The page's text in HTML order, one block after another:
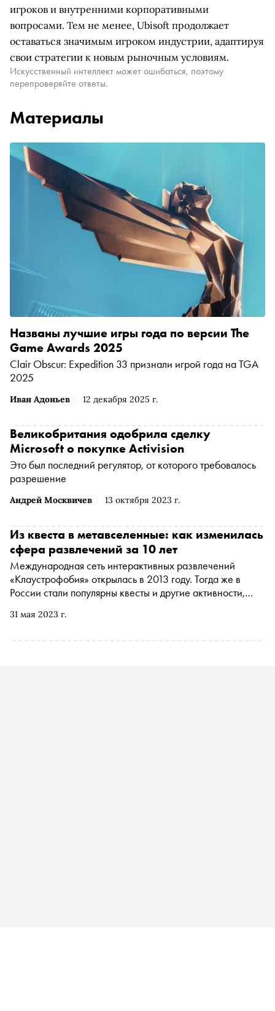
игроков и внутренними корпоративными
вопросами. Тем не менее, Ubisoft продолжает
оставаться значимым игроком индустрии, адаптируя
свои стратегии к новым рыночным условиям.
Искусственный интеллект может ошибаться, поэтому
перепроверяйте ответы.
Материалы
Иван Адоньев 12 декабря 2025 г.
Названы лучшие игры года по версии The
Game Awards 2025
Clair Obscur: Expedition 33 признали игрой года на TGA
2025
Андрей Москвичев 13 октября 2023 г.
Великобритания одобрила сделку
Microsoft о покупке Activision
Это был последний регулятор, от которого требовалось
разрешение
31 мая 2023 г.
Из квеста в метавселенные: как изменилась
сфера развлечений за 10 лет
Международная сеть интерактивных развлечений
«Клаустрофобия» открылась в 2013 году. Тогда же в
России стали популярны квесты и другие активности,
мир загадок и параллельных вселенных. Представитель